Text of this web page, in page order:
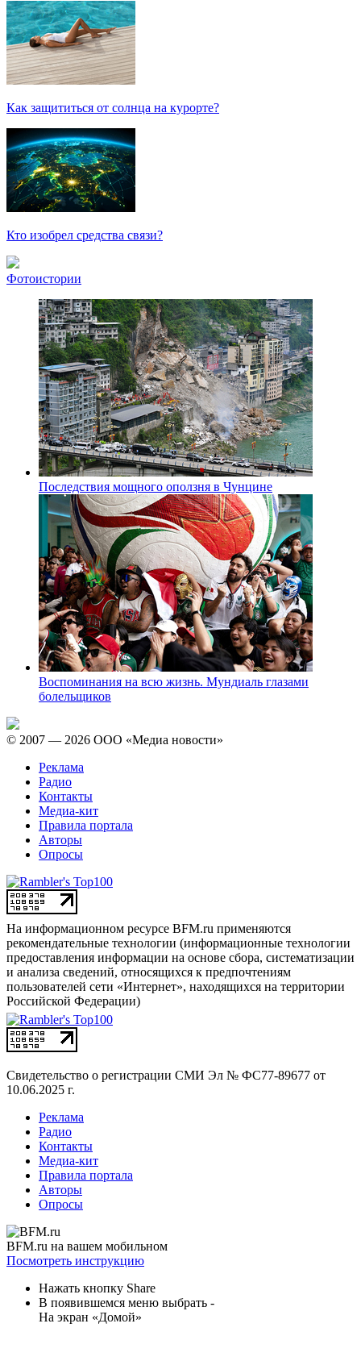
Как защититься от солнца на курорте?
Кто изобрел средства связи?
Фотоистории
Последствия мощного оползня в Чунцине
Воспоминания на всю жизнь. Мундиаль глазами
болельщиков
© 2007 — 2026 ООО «Медиа новости»
Реклама
Радио
Контакты
Медиа-кит
Правила портала
Авторы
Опросы
На информационном ресурсе BFM.ru применяются
рекомендательные технологии (информационные технологии
предоставления информации на основе сбора, систематизации
и анализа сведений, относящихся к предпочтениям
пользователей сети «Интернет», находящихся на территории
Российской Федерации)
Свидетельство о регистрации СМИ Эл № ФС77-89677 от
10.06.2025 г.
Реклама
Радио
Контакты
Медиа-кит
Правила портала
Авторы
Опросы
BFM.ru на вашем мобильном
Посмотреть инструкцию
Нажать кнопку Share
В появившемся меню выбрать -
На экран «Домой»